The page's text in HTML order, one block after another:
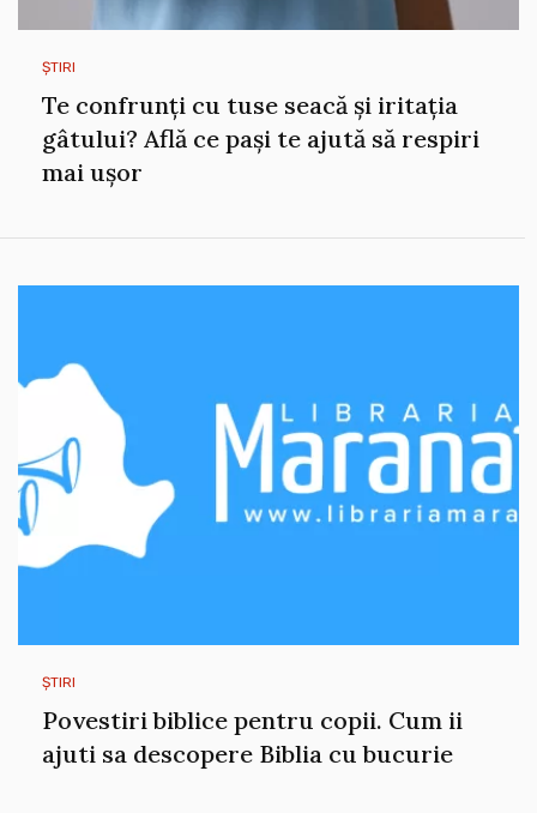
ȘTIRI
Te confrunți cu tuse seacă și iritația
gâtului? Află ce pași te ajută să respiri
mai ușor
ȘTIRI
Povestiri biblice pentru copii. Cum ii
ajuti sa descopere Biblia cu bucurie